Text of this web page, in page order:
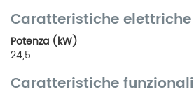
Caratteristiche elettriche
Potenza (kW)
24,5
Caratteristiche funzionali